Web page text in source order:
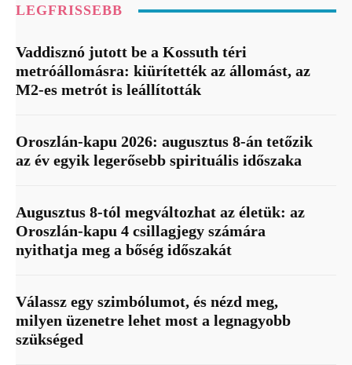
LEGFRISSEBB
Vaddisznó jutott be a Kossuth téri
metróállomásra: kiürítették az állomást, az
M2-es metrót is leállították
Oroszlán-kapu 2026: augusztus 8-án tetőzik
az év egyik legerősebb spirituális időszaka
Augusztus 8-tól megváltozhat az életük: az
Oroszlán-kapu 4 csillagjegy számára
nyithatja meg a bőség időszakát
Válassz egy szimbólumot, és nézd meg,
milyen üzenetre lehet most a legnagyobb
szükséged